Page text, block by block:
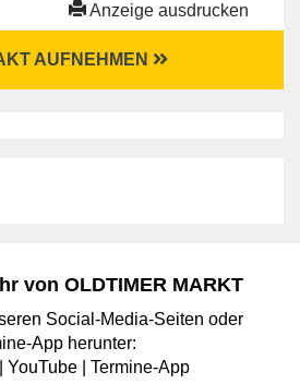
Anzeige ausdrucken
AUFNEHMEN
von OLDTIMER MARKT
Social-Media-Seiten oder
App herunter:
YouTube Termine-App